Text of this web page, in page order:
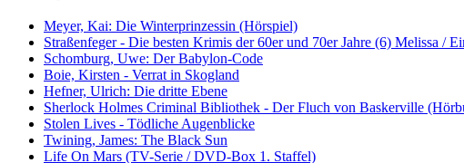
Meyer, Kai: Die Winterprinzessin (Hörspiel)
Straßenfeger - Die besten Krimis der 60er und 70er Jahre (6) Melissa /
Schomburg, Uwe: Der Babylon-Code
Boie, Kirsten - Verrat in Skogland
Hefner, Ulrich: Die dritte Ebene
Sherlock Holmes Criminal Bibliothek - Der Fluch von Baskerville
Stolen Lives - Tödliche Augenblicke
Twining, James: The Black Sun
Life On Mars (TV-Serie / DVD-Box 1. Staffel)